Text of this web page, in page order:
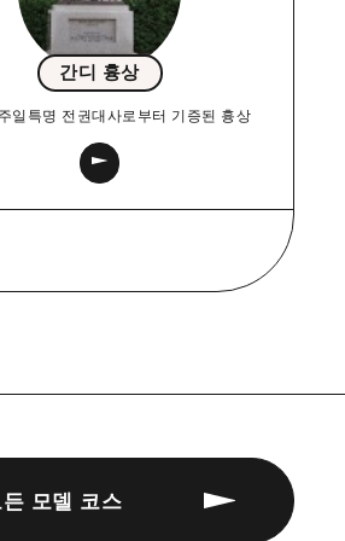
간디 흉상
일특명 전권대사로부터 기증된 흉상
든 모델 코스